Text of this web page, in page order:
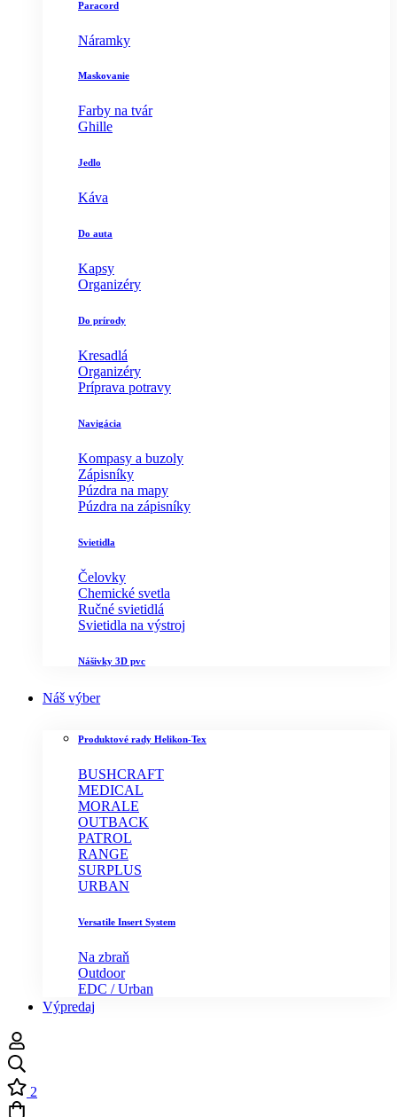
Paracord
Náramky
Maskovanie
Farby na tvár
Ghille
Jedlo
Káva
Do auta
Kapsy
Organizéry
Do prírody
Kresadlá
Organizéry
Príprava potravy
Navigácia
Kompasy a buzoly
Zápisníky
Púzdra na mapy
Púzdra na zápisníky
Svietidla
Čelovky
Chemické svetla
Ručné svietidlá
Svietidla na výstroj
Nášivky 3D pvc
Náš výber
Produktové rady Helikon-Tex
BUSHCRAFT
MEDICAL
MORALE
OUTBACK
PATROL
RANGE
SURPLUS
URBAN
Versatile Insert System
Na zbraň
Outdoor
EDC / Urban
Výpredaj
2